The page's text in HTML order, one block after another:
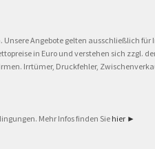
Unsere Angebote gelten ausschließlich
in Euro und verstehen sich
Irrtümer, Druckfehler,
Mehr Infos finden Sie hier ►